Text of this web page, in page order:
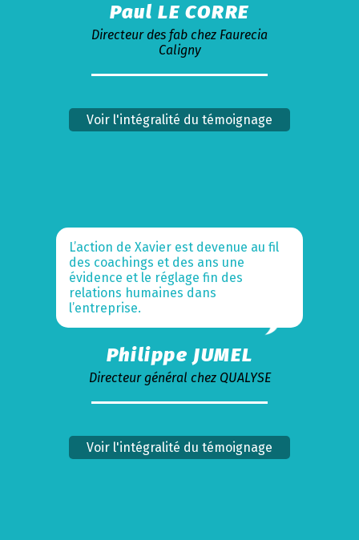
Paul LE CORRE
Directeur des fab chez Faurecia
Caligny
Voir l'intégralité du témoignage
L’action de Xavier est devenue au fil
des coachings et des ans une
évidence et le réglage fin des
relations humaines dans
l’entreprise.
Philippe JUMEL
Directeur général chez QUALYSE
Voir l'intégralité du témoignage